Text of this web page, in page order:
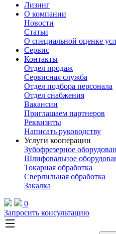
Лизинг
О компании
Новости
Статьи
О специальной оценке
Сервис
Контакты
Отдел продаж
Сервисная служба
Отдел подбора персонала
Отдел снабжения
Вакансии
Приглашаем партнеров
Реквизиты
Написать руководству
Услуги кооперации
Зубофрезерное
Шлифовальное
Токарная обработка
Cверлильная обработка
Закалка
0
Запросить консультацию